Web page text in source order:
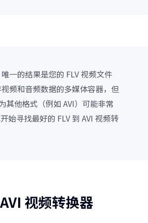
一的结果是您的 FLV 视频文件
频和音频数据的多媒体容器，但
其他格式（例如 AVI）可能非常
始寻找最好的 FLV 到 AVI 视频转
视频转换器